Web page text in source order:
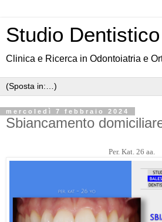
Studio
Clinica e Ricerca in Odontoiatria e
mercoledì 7 febbraio 2024
Sbiancamento
Per. Kat. 26 aa.